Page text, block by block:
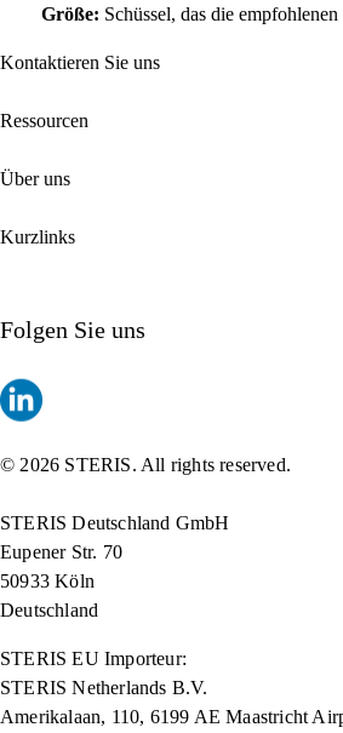
Größe: Schüssel, das die
Kontaktieren Sie uns
Ressourcen
Über uns
Kurzlinks
Folgen Sie uns
© 2026 STERIS. All rights reserved.
STERIS Deutschland GmbH
Eupener Str. 70
50933 Köln
Deutschland
STERIS EU Importeur:
STERIS Netherlands B.V.
Amerikalaan, 110, 6199 AE Maastricht